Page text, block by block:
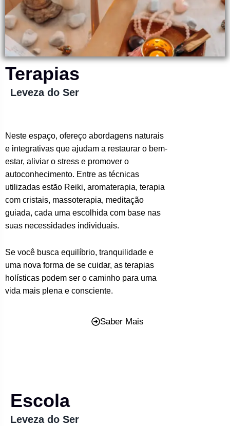
Terapias
Leveza do Ser
Neste espaço, ofereço abordagens naturais
e integrativas que ajudam a restaurar o bem-
estar, aliviar o stress e promover o
autoconhecimento. Entre as técnicas
utilizadas estão Reiki, aromaterapia, terapia
com cristais, massoterapia, meditação
guiada, cada uma escolhida com base nas
suas necessidades individuais.
Se você busca equilíbrio, tranquilidade e
uma nova forma de se cuidar, as terapias
holísticas podem ser o caminho para uma
vida mais plena e consciente.
Saber Mais
Escola
Leveza do Ser